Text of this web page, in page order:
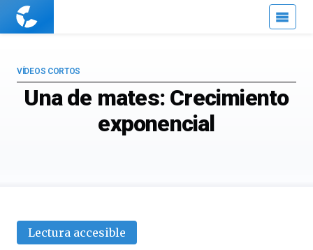
Cuaderno
Una de mates: Crecimiento
exponencial
VÍDEOS CORTOS
Lectura accesible